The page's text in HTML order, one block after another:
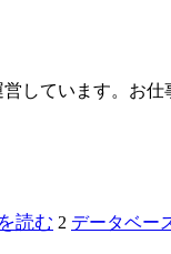
しています。お仕
読む 2 データベー